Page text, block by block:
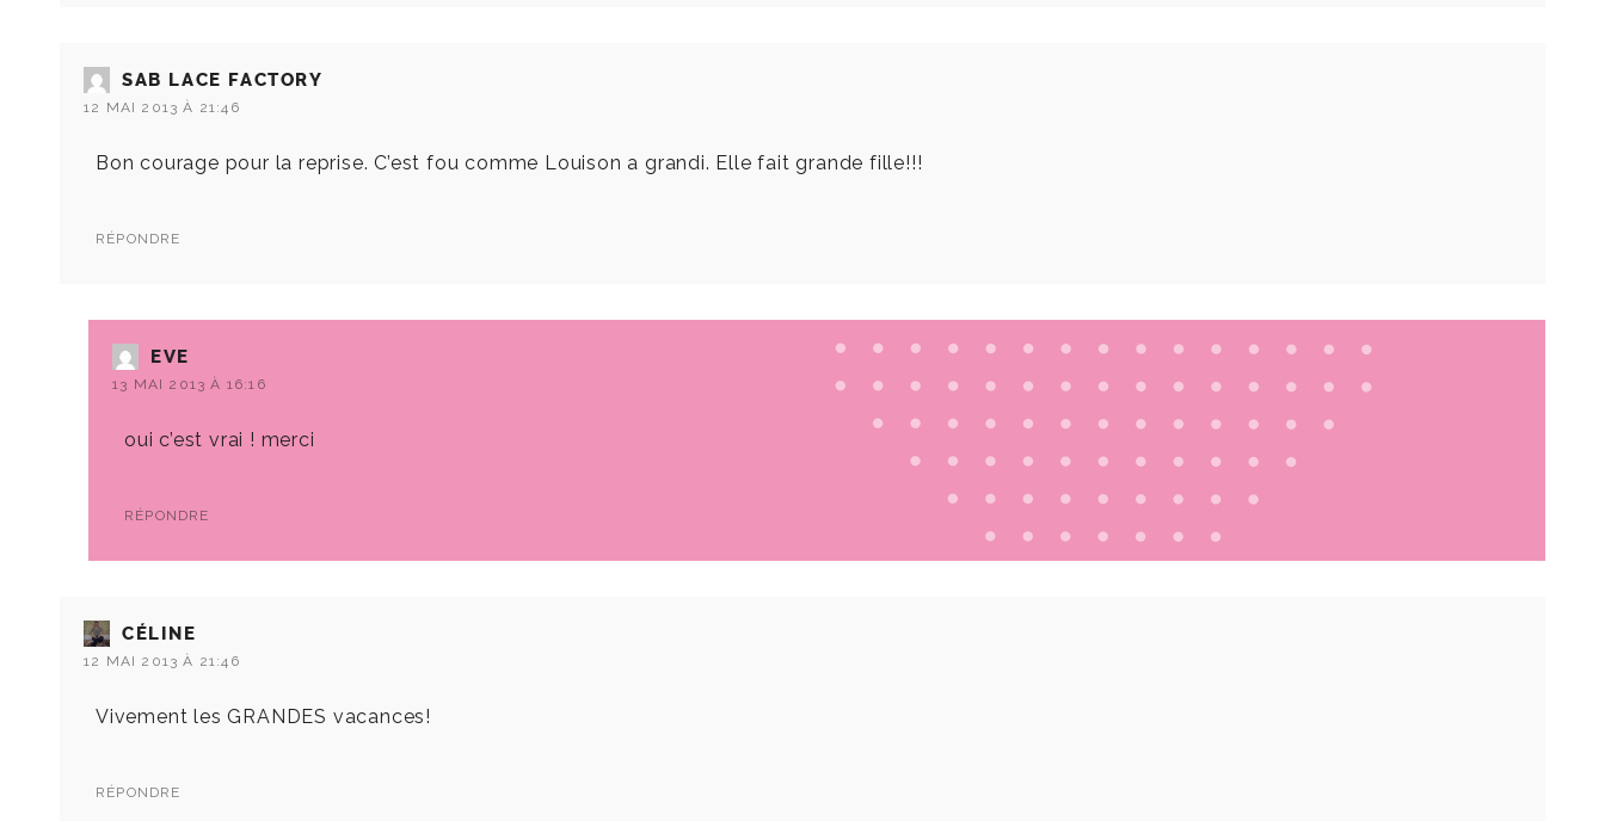
SAB LACE FACTORY
12 MAI 2013 À 21:46
Bon courage pour la reprise. C’est fou comme Louison a grandi. Elle fait grande fille!!!
RÉPONDRE
EVE
13 MAI 2013 À 16:16
oui c’est vrai ! merci
RÉPONDRE
CÉLINE
12 MAI 2013 À 21:46
Vivement les GRANDES vacances!
RÉPONDRE